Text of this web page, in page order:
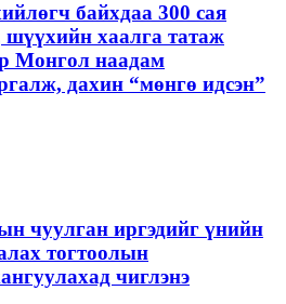
байхдаа 300 сая
хаалга татаж
Монгол наадам
дахин “мөнгө идсэн”
чуулган иргэдийг үнийн
тогтоолын
чиглэнэ